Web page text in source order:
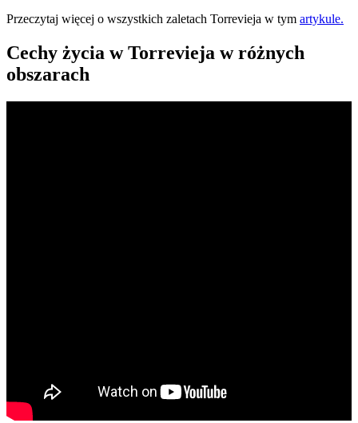
Przeczytaj więcej o wszystkich zaletach Torrevieja w tym artykule.
Cechy życia w Torrevieja w różnych
obszarach